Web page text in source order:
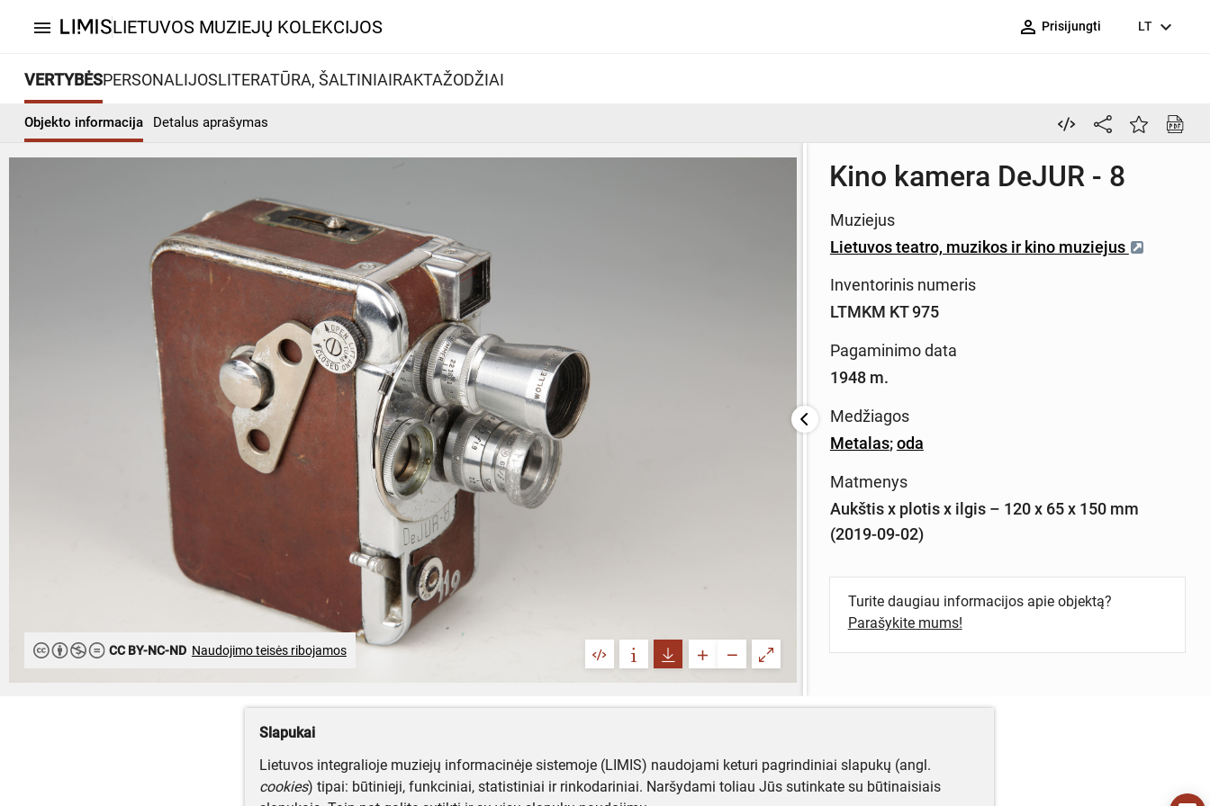
menu LIETUVOS MUZIEJŲ KOLEKCIJOS person_outline Prisijungti LT expand_more
VERTYBĖSPERSONALIJOSLITERATŪRA, ŠALTINIAIRAKTAŽODŽIAI
Objekto informacija Detalus aprašymas
CC BY-NC-ND Naudojimo teisės ribojamos
Kino kamera DeJUR - 8
Muziejus
Lietuvos teatro, muzikos ir kino muziejus
Inventorinis numeris
LTMKM KT 975
Pagaminimo data
1948 m.
Medžiagos
Metalas;oda
Matmenys
Aukštis x plotis x ilgis – 120 x 65 x 150 mm
(2019-09-02)
Turite daugiau informacijos apie objektą?
Parašykite mums!
Slapukai
Lietuvos integralioje muziejų informacinėje sistemoje (LIMIS) naudojami keturi pagrindiniai slapukų (angl.
cookies) tipai: būtinieji, funkciniai, statistiniai ir rinkodariniai. Naršydami toliau Jūs sutinkate su būtinaisiais